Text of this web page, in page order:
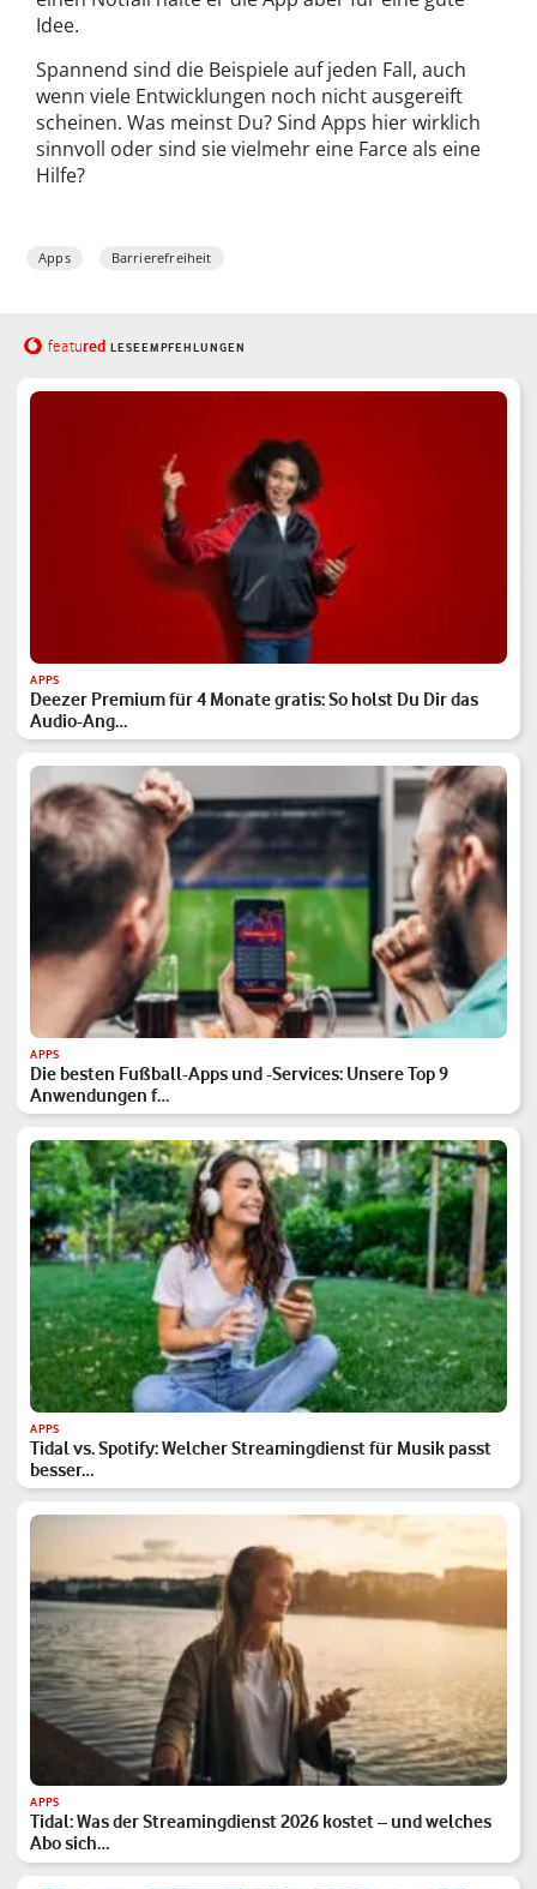
Idee.
Spannend sind die Beispiele auf jeden Fall, auch
wenn viele Entwicklungen noch nicht ausgereift
scheinen. Was meinst Du? Sind Apps hier wirklich
sinnvoll oder sind sie vielmehr eine Farce als eine
Hilfe?
Apps Barrierefreiheit
featured LESEEMPFEHLUNGEN
APPS
Deezer Premium für 4 Monate gratis: So holst Du Dir das
Audio-Ang…
APPS
Die besten Fußball-Apps und -Services: Unsere Top 9
Anwendungen f…
APPS
Tidal vs. Spotify: Welcher Streamingdienst für Musik passt
besser…
APPS
Tidal: Was der Streamingdienst 2026 kostet – und welches
Abo sich…